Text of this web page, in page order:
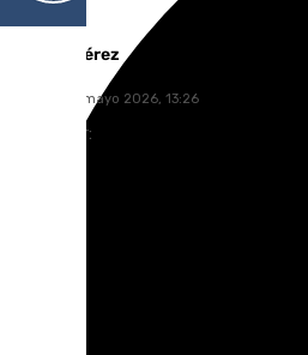
Ignacio Pérez
martes, 26 mayo 2026, 13:26
Compartir: